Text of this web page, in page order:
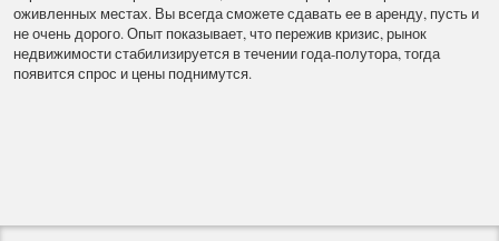
оживленных местах. Вы всегда сможете сдавать ее в аренду, пусть и
не очень дорого. Опыт показывает, что пережив кризис, рынок
недвижимости стабилизируется в течении года-полутора, тогда
появится спрос и цены поднимутся.